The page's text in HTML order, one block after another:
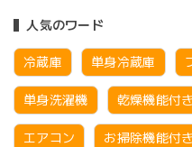
人気のワード
冷蔵庫 単身冷蔵庫
単身洗濯機 乾燥機能付
エアコン お掃除機能付